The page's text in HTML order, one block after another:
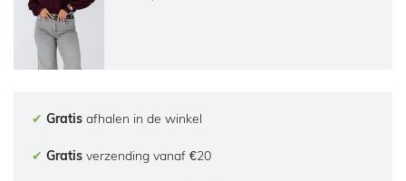
✔ Gratis afhalen in de winkel
✔ Gratis verzending vanaf €20